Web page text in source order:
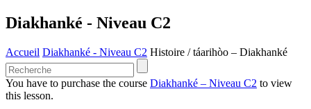
Diakhanké - Niveau C2
Accueil Diakhanké - Niveau C2 Histoire / táarihòo – Diakhanké
You have to purchase the course Diakhanké – Niveau C2 to view
this lesson.